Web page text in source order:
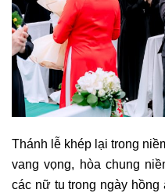
Thánh lễ khép lại trong
vang vọng, hòa chung
các nữ tu trong ngày hồng